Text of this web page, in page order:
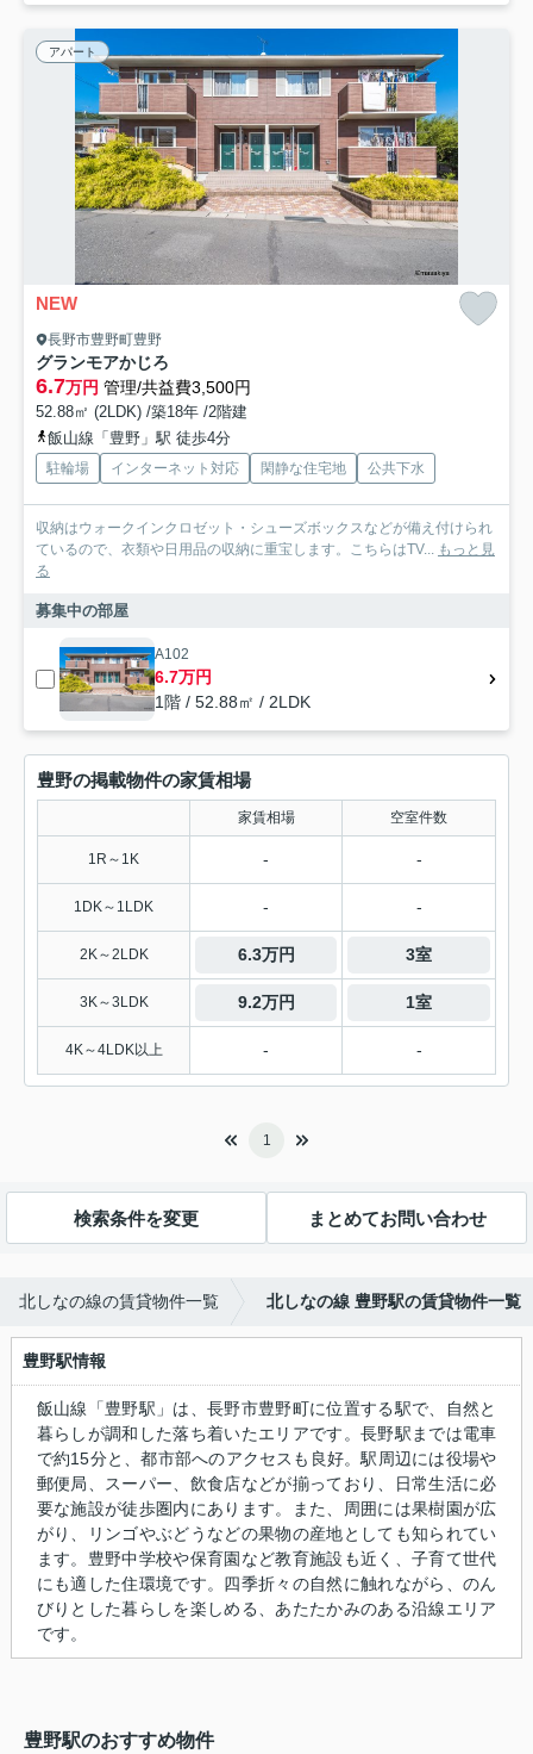
アパート
NEW
長野市豊野町豊野
グランモアかじろ
6.7万円 管理/共益費3,500円
52.88㎡ (2LDK) /築18年 /2階建
飯山線「豊野」駅 徒歩4分
駐輪場 インターネット対応 閑静な住宅地 公共下水
収納はウォークインクロゼット・シューズボックスなどが備え付けられ
ているので、衣類や日用品の収納に重宝します。こちらはTV... もっと見
る
募集中の部屋
A102
6.7万円
1階 / 52.88㎡ / 2LDK
豊野の掲載物件の家賃相場
家賃相場 空室件数
1R～1K - -
1DK～1LDK - -
2K～2LDK 6.3万円 3室
3K～3LDK 9.2万円 1室
4K～4LDK以上 - -
1
検索条件を変更 まとめてお問い合わせ
北しなの線の賃貸物件一覧 北しなの線 豊野駅の賃貸物件一覧
豊野駅情報
飯山線「豊野駅」は、長野市豊野町に位置する駅で、自然と
暮らしが調和した落ち着いたエリアです。長野駅までは電車
で約15分と、都市部へのアクセスも良好。駅周辺には役場や
郵便局、スーパー、飲食店などが揃っており、日常生活に必
要な施設が徒歩圏内にあります。また、周囲には果樹園が広
がり、リンゴやぶどうなどの果物の産地としても知られてい
ます。豊野中学校や保育園など教育施設も近く、子育て世代
にも適した住環境です。四季折々の自然に触れながら、のん
びりとした暮らしを楽しめる、あたたかみのある沿線エリア
です。
豊野駅のおすすめ物件